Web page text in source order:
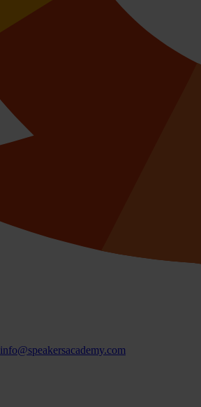
info@speakersacademy.com